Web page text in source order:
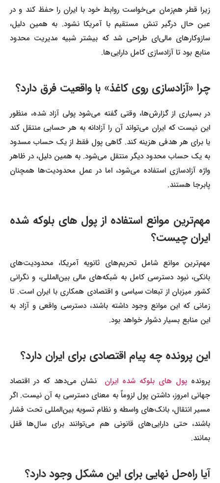
زیرا قطر هم‌زمان می‌خواست روابط خود با ایران را حفظ کند و در
عین حال درگیر تنش مستقیم با آمریکا نشود. به همین دلیل،
سازوکارهای مالی‌ای طراحی شد که بیشتر شبیه مدیریت محدود
منابع بود تا آزادسازی کامل دارایی‌ها.
چرا «آزادسازی روی کاغذ» با واقعیت فرق دارد؟
در بسیاری از گزارش‌ها، وقتی گفته می‌شود پولی آزاد شده، منظور
این نیست که ایران می‌تواند آن را آزادانه به هر حسابی منتقل کند
یا برای هر هدفی هزینه کند. گاهی پول فقط از یک حساب مسدود
به یک حساب محدود دیگر منتقل می‌شود. به همین دلیل، در ظاهر
واژه آزادسازی استفاده می‌شود، اما در عمل محدودیت‌ها همچنان
پابرجا هستند.
مهم‌ترین موانع استفاده از پول‌ های بلوکه شده
ایران چیست؟
مهم‌ترین موانع شامل تحریم‌های ثانویه آمریکا، محدودیت‌های
بانکی، نبود دسترسی کامل به شبکه‌های مالی بین‌المللی، و نگرانی
کشور میزبان از تبعات سیاسی و اقتصادی همکاری با ایران است. تا
زمانی که این موانع وجود داشته باشند، دسترسی واقعی و آزاد به
این منابع بسیار دشوار خواهد بود.
این پرونده چه پیام اقتصادی برای ایران دارد؟
پروندهپول‌ های بلوکه شده ایراننشان می‌دهد که در اقتصاد
جهانی امروز، داشتن پول لزوماً به معنای دسترسی به آن نیست. اگر
مسیر انتقال، بانک‌های واسطه و نظام تسویه بین‌المللی تحت فشار
باشند، حتی دارایی‌های قانونی هم می‌توانند برای سال‌ها قفل
بمانند.
آیا راه‌حل نهایی برای این مشکل وجود دارد؟